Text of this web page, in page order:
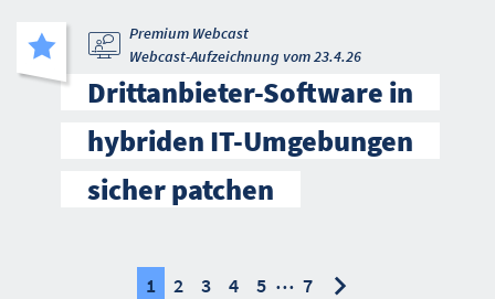
Premium Webcast
Webcast-Aufzeichnung vom 23.4.26
Drittanbieter-Software in
hybriden IT-Umgebungen
sicher patchen
1 2 3 4 5 … 7nächste